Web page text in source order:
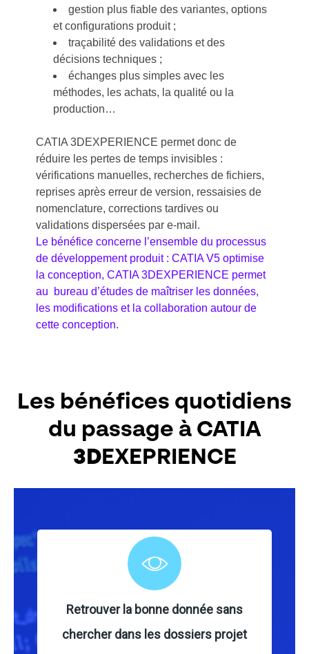
gestion plus fiable des variantes, options
et configurations produit ;
traçabilité des validations et des
décisions techniques ;
échanges plus simples avec les
méthodes, les achats, la qualité ou la
production…
CATIA 3DEXPERIENCE permet donc de
réduire les pertes de temps invisibles :
vérifications manuelles, recherches de fichiers,
reprises après erreur de version, ressaisies de
nomenclature, corrections tardives ou
validations dispersées par e-mail.
Le bénéfice concerne l’ensemble du processus
de développement produit : CATIA V5 optimise
la conception, CATIA 3DEXPERIENCE permet
au bureau d’études de maîtriser les données,
les modifications et la collaboration autour de
cette conception.
Les bénéfices quotidiens
du passage à CATIA
3DEXEPRIENCE
Retrouver la bonne donnée sans
chercher dans les dossiers projet